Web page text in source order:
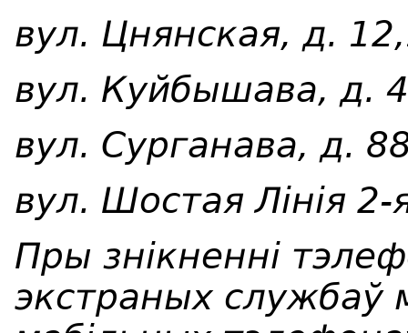
вул. Цнянская, д.
вул. Куйбышава, д.
вул. Сурганава, д.
вул. Шостая Лінія 2-
Пры знікненні
экстраных службаў